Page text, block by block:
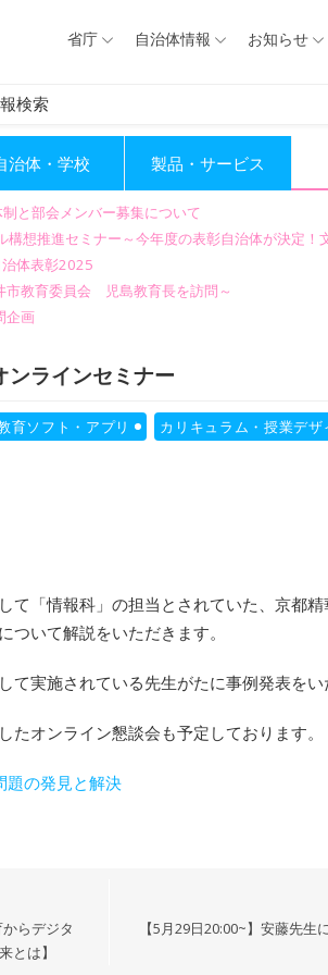
省庁 自治体情報 お知らせ
検索
治体・学校 製品・サービス
と部会メンバー募集について
構想推進セミナー～今年度の表彰自治体が決定！
治体表彰2025
市教育委員会 児島教育長を訪問～
企画
ラインセミナー
育ソフト・アプリ カリキュラム・授業デザ
「情報科」の担当とされていた、京都
いて解説をいただきます。
実施されている先生がたに事例発表をい
オンライン懇談会も予定しております。
の発見と解決
らデジタ
とは】
【5月29日20:00~】安藤先